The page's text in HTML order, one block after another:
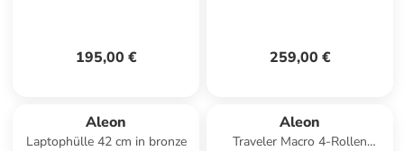
195,00 € 259,00 €
Aleon
Laptophülle 42 cm in bronze
Aleon
Traveler Macro 4-Rollen